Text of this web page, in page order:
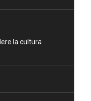
la cultura